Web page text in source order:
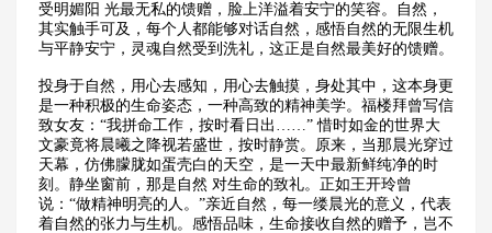
受明媚阳 光最无私的馈赠，脸上洋溢着安宁的笑容。自然，
其实触手可及，每个人都能够对话自然，感悟自然的无限生机
与平静安宁，灵魂自然受到洗礼，这正是自然最美好的馈赠。
投身于自然，用心去感知，用心去触摸，身处其中，这本身更
是一种积极的生命姿态，一种高致的精神美学。福楼拜曾写信
致女友：“我拼命工作，按时看日出……” 惜时如金的世界大
文豪竟将晨曦之降视若盛世，按时静赏。原来，当那晨光穿过
天幕，仿佛朦胧如蛋壳白的天空，是一天中最新鲜纯净的时
刻。静坐窗前，那是自然 对生命的致礼。正如王开玲曾
说：“做精神明亮的人。”亲近自然，每一缕晨光的意义，代表
着自然的张力与生机。感悟品味，生命接收自然的赠予，岂不